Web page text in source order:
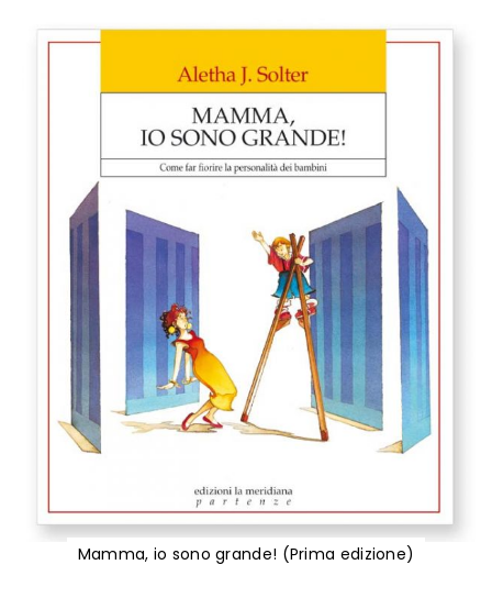
della
Mamma, io sono grande! (Prima edizione)